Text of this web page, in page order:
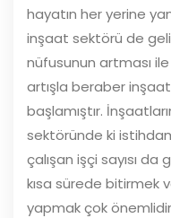
hayatın her yerine
inşaat sektörü de
nüfusunun artması ile
artışla beraber
başlamıştır.
sektöründe ki
çalışan işçi sayısı
kısa sürede bitirmek
yapmak çok